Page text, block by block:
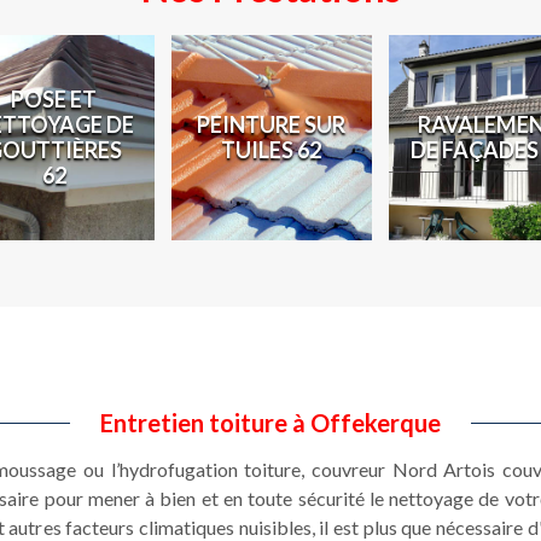
POSE ET
DE
62
PEINTURE SUR
TUILES 62
DE
Entretien toiture à Offekerque
ou l’hydrofugation toiture, couvreur Nord Artois
pour mener à bien et en toute sécurité le nettoyage de
facteurs climatiques nuisibles, il est plus que nécessaire